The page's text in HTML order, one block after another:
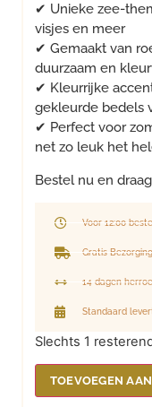
✔ Unieke zee-
visjes en meer
✔ Gemaakt van
duurzaam en
✔ Kleurrijke
gekleurde bedels
✔ Perfect voor
net zo leuk het
Bestel nu en
Voor 12:00
Gratis
14 dagen
Standaard
Slechts 1
TOEVOEGEN